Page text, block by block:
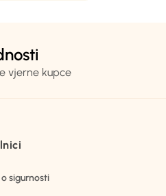
vjerne kupce
sigurnosti